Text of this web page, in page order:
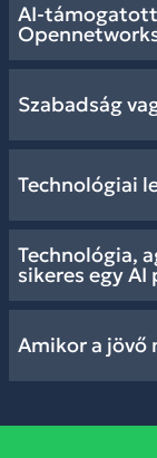
AI-
Szabadság
Technológiai
Technológia,
sikeres egy AI
Amikor a jövő